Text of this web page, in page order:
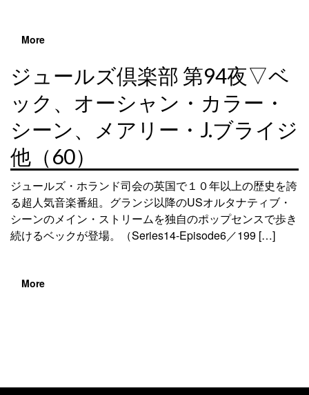
More
ジュールズ倶楽部 第94夜▽ベ
ック、オーシャン・カラー・
シーン、メアリー・J.ブライジ
他（60）
ジュールズ・ホランド司会の英国で１０年以上の歴史を誇
る超人気音楽番組。グランジ以降のUSオルタナティブ・
シーンのメイン・ストリームを独自のポップセンスで歩き
続けるベックが登場。（Series14-Episode6／199 […]
More